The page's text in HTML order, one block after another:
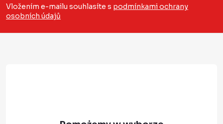
o
p
Vložením e-mailu souhlasíte s podmínkami ochrany
osobních údajů